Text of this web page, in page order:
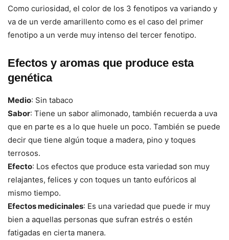
Como curiosidad, el color de los 3 fenotipos va variando y
va de un verde amarillento como es el caso del primer
fenotipo a un verde muy intenso del tercer fenotipo.
Efectos y aromas que produce esta
genética
Medio: Sin tabaco
Sabor: Tiene un sabor alimonado, también recuerda a uva
que en parte es a lo que huele un poco. También se puede
decir que tiene algún toque a madera, pino y toques
terrosos.
Efecto: Los efectos que produce esta variedad son muy
relajantes, felices y con toques un tanto eufóricos al
mismo tiempo.
Efectos medicinales: Es una variedad que puede ir muy
bien a aquellas personas que sufran estrés o estén
fatigadas en cierta manera.